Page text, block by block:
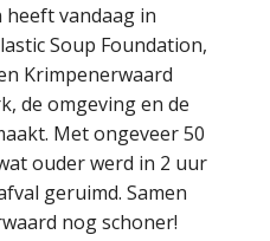
heeft vandaag in
Soup Foundation,
Krimpenerwaard
de omgeving en de
Met ongeveer 50
ouder werd in 2 uur
geruimd. Samen
nog schoner!